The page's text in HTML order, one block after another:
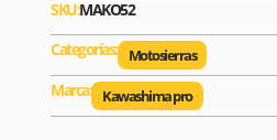
SKU:MAKO52
Categorías:
Motosierras
Marca: Kawashima pro